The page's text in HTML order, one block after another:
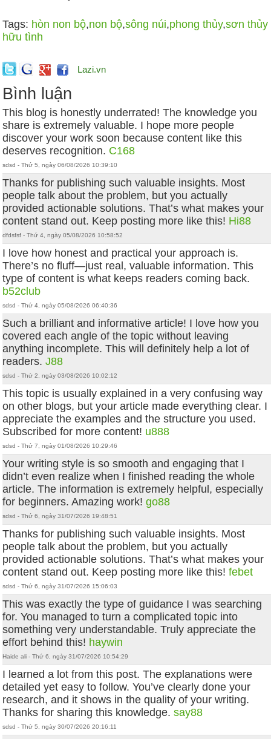
Tags: hòn non bộ,non bộ,sông núi,phong thủy,sơn thủy
hữu tình
Lazi.vn
Bình luận
This blog is honestly underrated! The knowledge you
share is extremely valuable. I hope more people
discover your work soon because content like this
deserves recognition. C168
sdsd - Thứ 5, ngày 06/08/2026 10:39:10
Thanks for publishing such valuable insights. Most
people talk about the problem, but you actually
provided actionable solutions. That’s what makes your
content stand out. Keep posting more like this! Hi88
dfdsfsf - Thứ 4, ngày 05/08/2026 10:58:52
I love how honest and practical your approach is.
There’s no fluff—just real, valuable information. This
type of content is what keeps readers coming back.
b52club
sdsd - Thứ 4, ngày 05/08/2026 06:40:36
Such a brilliant and informative article! I love how you
covered each angle of the topic without leaving
anything incomplete. This will definitely help a lot of
readers.J88
sdsd - Thứ 2, ngày 03/08/2026 10:02:12
This topic is usually explained in a very confusing way
on other blogs, but your article made everything clear. I
appreciate the examples and the structure you used.
Subscribed for more content! u888
sdsd - Thứ 7, ngày 01/08/2026 10:29:46
Your writing style is so smooth and engaging that I
didn’t even realize when I finished reading the whole
article. The information is extremely helpful, especially
for beginners. Amazing work!go88
sdsd - Thứ 6, ngày 31/07/2026 19:48:51
Thanks for publishing such valuable insights. Most
people talk about the problem, but you actually
provided actionable solutions. That’s what makes your
content stand out. Keep posting more like this!febet
sdsd - Thứ 6, ngày 31/07/2026 15:06:03
This was exactly the type of guidance I was searching
for. You managed to turn a complicated topic into
something very understandable. Truly appreciate the
effort behind this! haywin
Haide ali - Thứ 6, ngày 31/07/2026 10:54:29
I learned a lot from this post. The explanations were
detailed yet easy to follow. You’ve clearly done your
research, and it shows in the quality of your writing.
Thanks for sharing this knowledge.say88
sdsd - Thứ 5, ngày 30/07/2026 20:16:11